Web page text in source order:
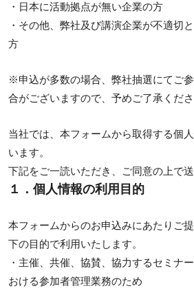
・日本に活動拠点が無い企業の方
・その他、弊社及び講演企業が不適切
方
※申込が多数の場合、弊社抽選にてご
合がございますので、予めご了承くださ
当社では、本フォームから取得する個
います。
下記をご一読いただき、ご同意の上で送
１．個人情報の利用目的
本フォームからのお申込みにあたりご
下の目的で利用いたします。
・主催、共催、協賛、協力するセミナ
おける参加者管理業務のため